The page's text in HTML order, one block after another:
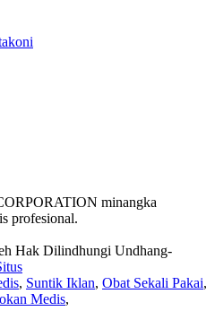
minangka
profesional.
Hak Dilindhungi Undhang-
, Suntik Iklan, Obat Sekali Pakai,
Medis,